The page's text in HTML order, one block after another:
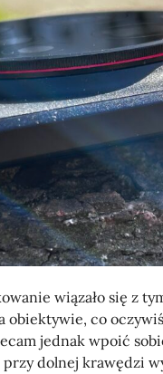
wiązało się z
obiektywie, co
jednak wpoić
dolnej krawędzi